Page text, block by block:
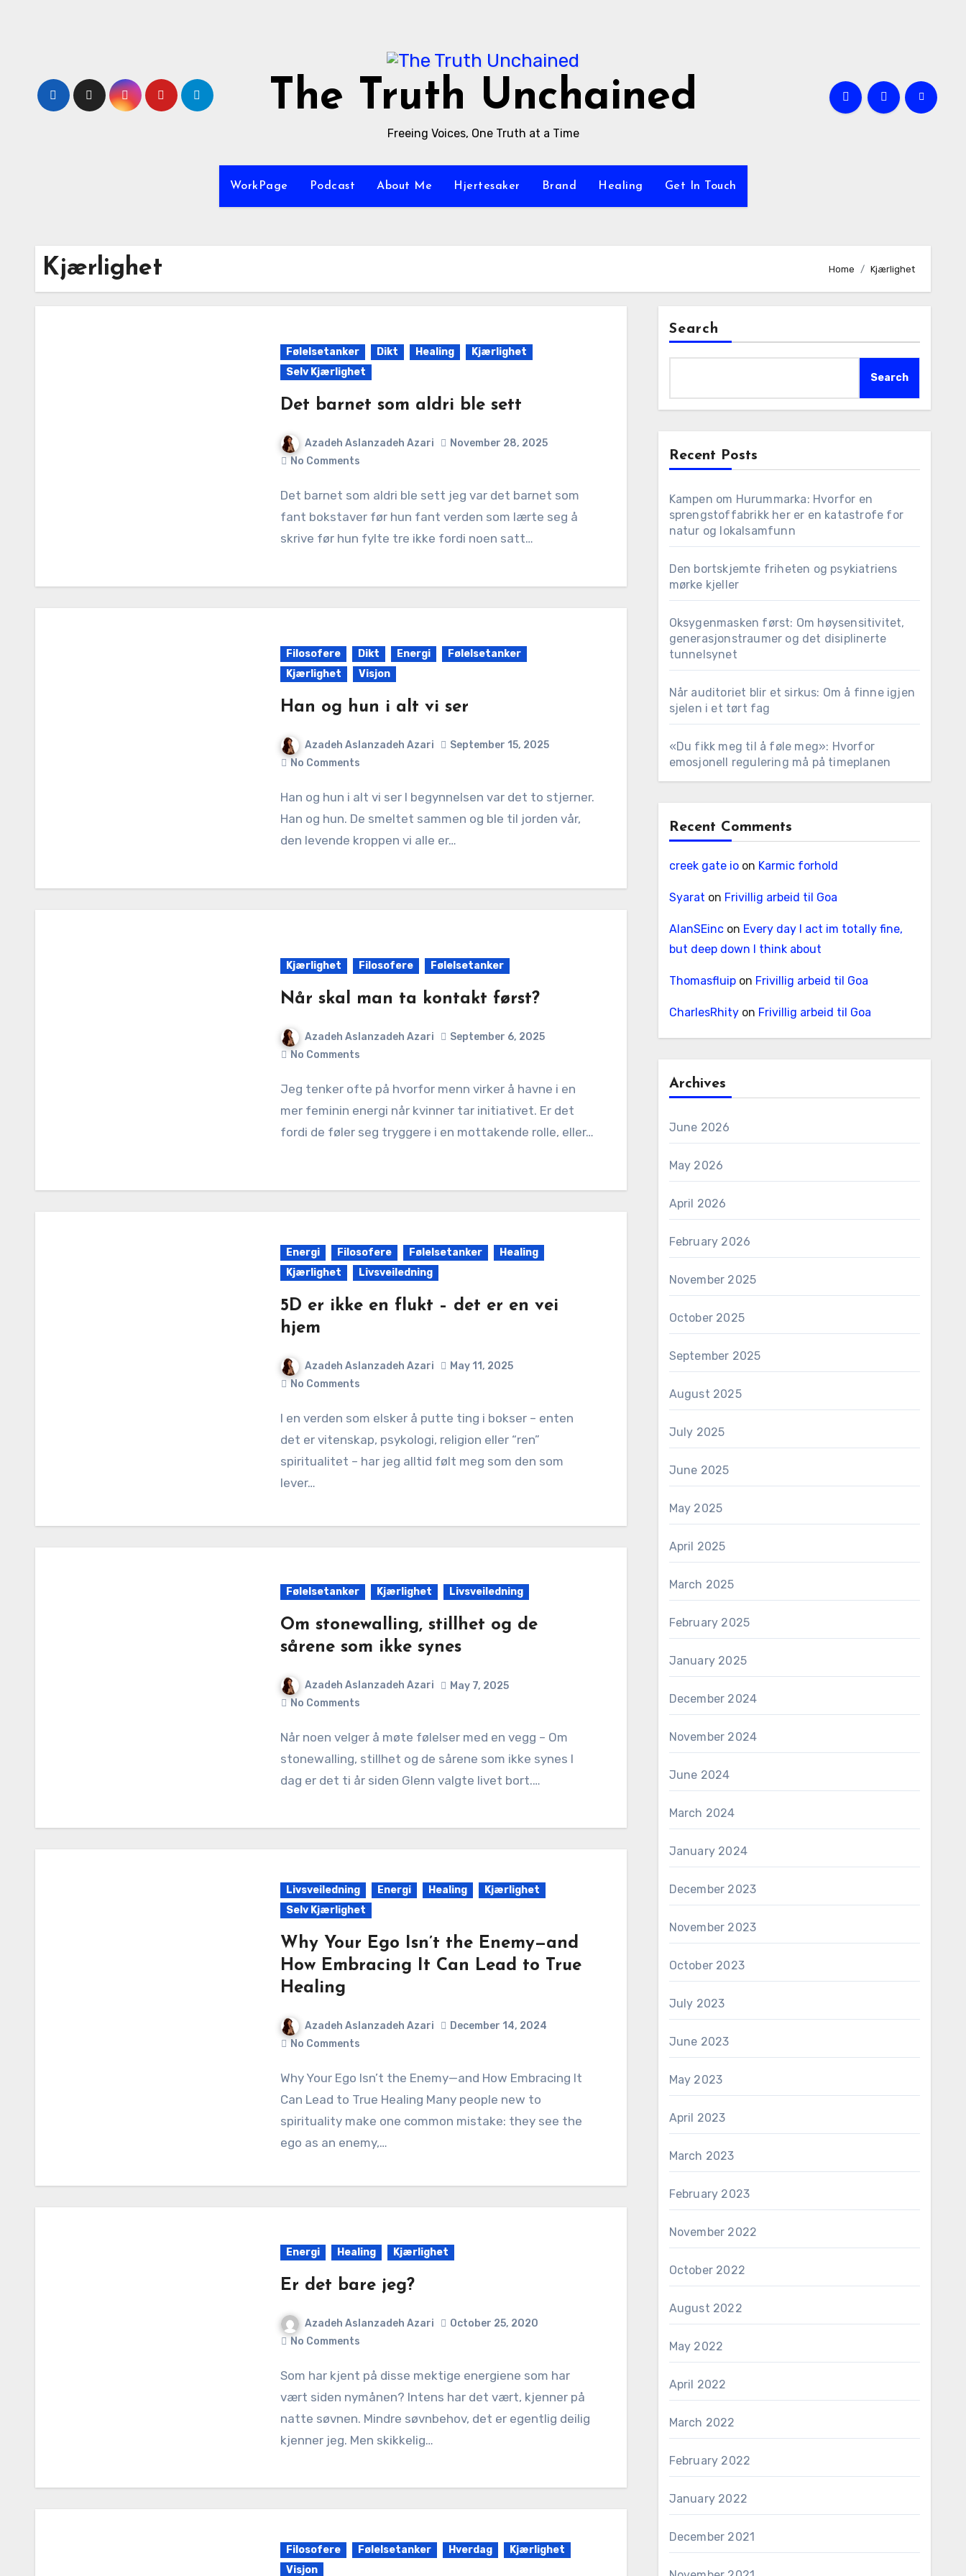
The Truth Unchained
Freeing Voices, One Truth at a Time
WorkPage Podcast About Me Hjertesaker Brand Healing Get In Touch
Kjærlighet Home Kjærlighet
Følelsetanker Dikt Healing
Kjærlighet
Selv Kjærlighet
Det barnet som aldri ble sett
Azadeh Aslanzadeh Azari
November 28, 2025
No Comments
Det barnet som aldri ble sett jeg var det barnet som
fant bokstaver før hun fant verden som lærte seg å
skrive før hun fylte tre ikke fordi noen satt…
Filosofere Dikt Energi
Følelsetanker
Kjærlighet
Visjon
Han og hun i alt vi ser
Azadeh Aslanzadeh Azari
September 15, 2025
No Comments
Han og hun i alt vi ser I begynnelsen var det to stjerner.
Han og hun. De smeltet sammen og ble til jorden vår,
den levende kroppen vi alle er…
Kjærlighet Filosofere Følelsetanker
Når skal man ta kontakt først?
Azadeh Aslanzadeh Azari
September 6, 2025
No Comments
Jeg tenker ofte på hvorfor menn virker å havne i en
mer feminin energi når kvinner tar initiativet. Er det
fordi de føler seg tryggere i en mottakende rolle, eller…
Energi Filosofere Følelsetanker
Healing
Kjærlighet
Livsveiledning
5D er ikke en flukt – det er en vei
hjem
Azadeh Aslanzadeh Azari
May 11, 2025
No Comments
I en verden som elsker å putte ting i bokser – enten
det er vitenskap, psykologi, religion eller “ren”
spiritualitet – har jeg alltid følt meg som den som
lever…
Følelsetanker Kjærlighet Livsveiledning
Om stonewalling, stillhet og de
sårene som ikke synes
Azadeh Aslanzadeh Azari
May 7, 2025
No Comments
Når noen velger å møte følelser med en vegg – Om
stonewalling, stillhet og de sårene som ikke synes I
dag er det ti år siden Glenn valgte livet bort.…
Livsveiledning Energi Healing
Kjærlighet
Selv Kjærlighet
Why Your Ego Isn’t the Enemy—and
How Embracing It Can Lead to True
Healing
Azadeh Aslanzadeh Azari
December 14, 2024
No Comments
Why Your Ego Isn’t the Enemy—and How Embracing It
Can Lead to True Healing Many people new to
spirituality make one common mistake: they see the
ego as an enemy,…
Energi Healing Kjærlighet
Er det bare jeg?
Azadeh Aslanzadeh Azari
October 25, 2020
No Comments
Som har kjent på disse mektige energiene som har
vært siden nymånen? Intens har det vært, kjenner på
natte søvnen. Mindre søvnbehov, det er egentlig deilig
kjenner jeg. Men skikkelig…
Filosofere Følelsetanker Hverdag
Kjærlighet
Visjon
Search
Search
Recent Posts
Kampen om Hurummarka: Hvorfor en
sprengstoffabrikk her er en katastrofe for
natur og lokalsamfunn
Den bortskjemte friheten og psykiatriens
mørke kjeller
Oksygenmasken først: Om høysensitivitet,
generasjonstraumer og det disiplinerte
tunnelsynet
Når auditoriet blir et sirkus: Om å finne igjen
sjelen i et tørt fag
«Du fikk meg til å føle meg»: Hvorfor
emosjonell regulering må på timeplanen
Recent Comments
creek gate ioon Karmic forhold
Syarat on Frivillig arbeid til Goa
AlanSEincon Every day I act im totally fine,
but deep down I think about
Thomasfluipon Frivillig arbeid til Goa
CharlesRhityon Frivillig arbeid til Goa
Archives
June 2026
May 2026
April 2026
February 2026
November 2025
October 2025
September 2025
August 2025
July 2025
June 2025
May 2025
April 2025
March 2025
February 2025
January 2025
December 2024
November 2024
June 2024
March 2024
January 2024
December 2023
November 2023
October 2023
July 2023
June 2023
May 2023
April 2023
March 2023
February 2023
November 2022
October 2022
August 2022
May 2022
April 2022
March 2022
February 2022
January 2022
December 2021